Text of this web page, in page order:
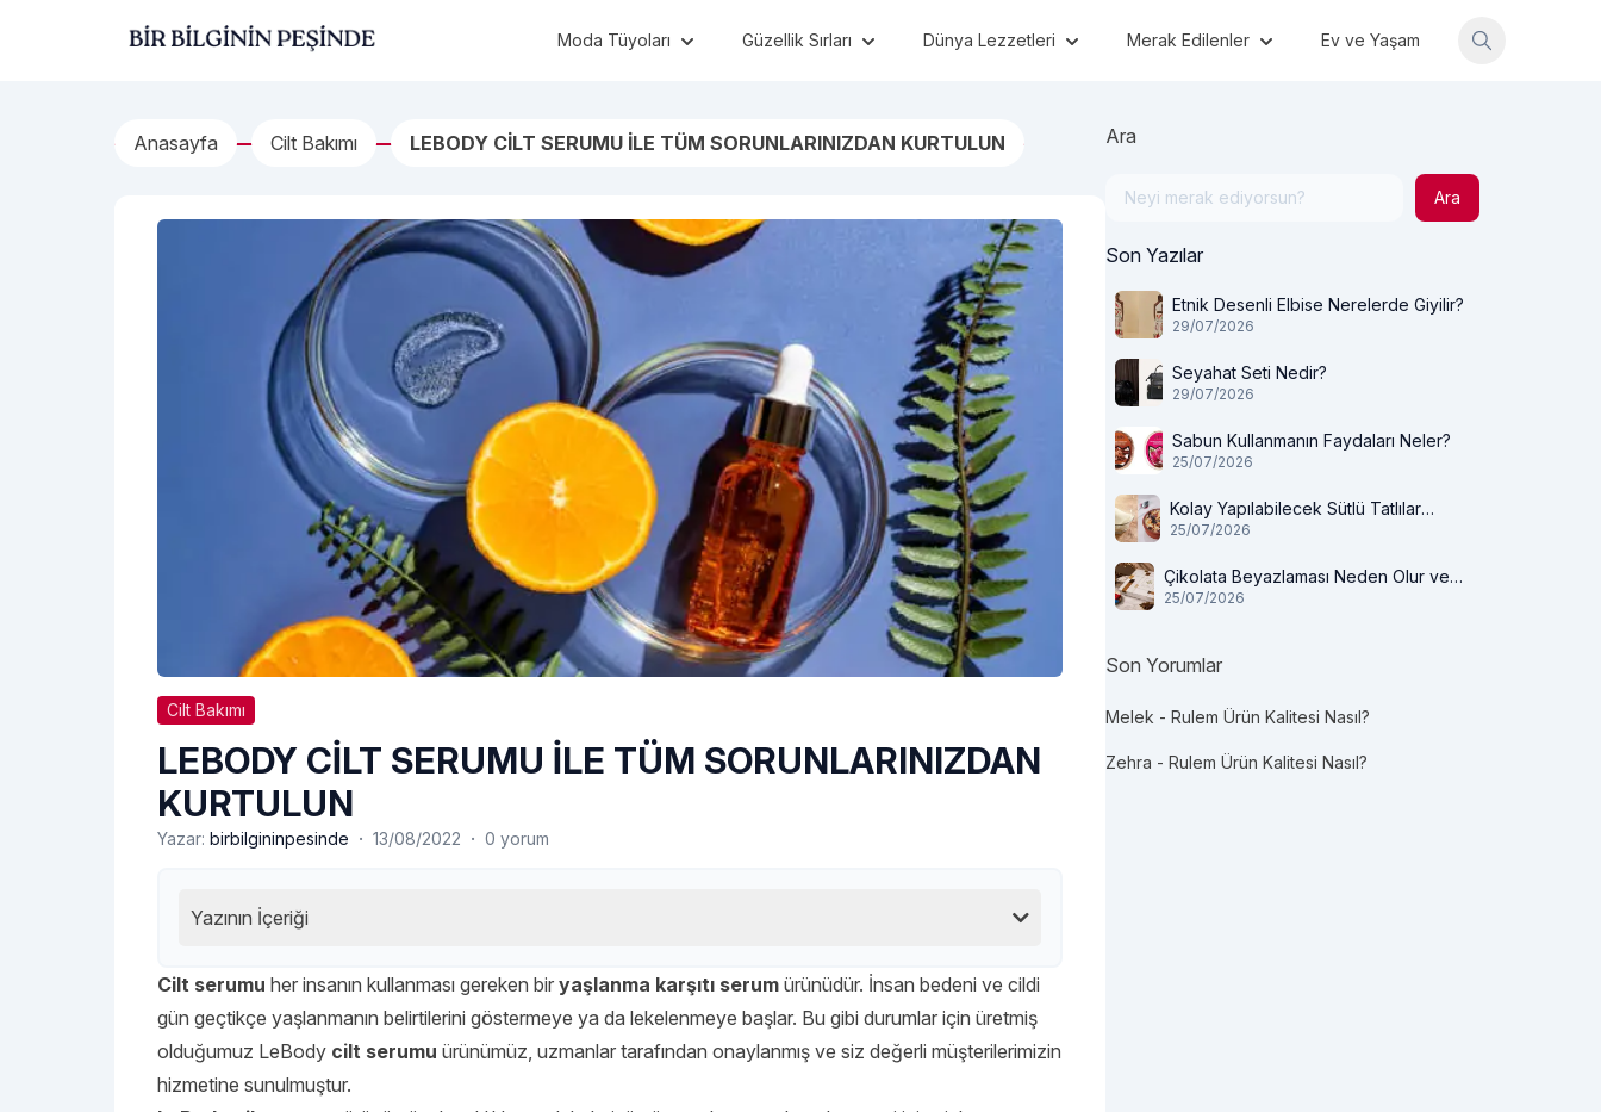
Bir Bilginin Peşinde! Moda Tüyoları Güzellik Sırları Dünya Lezzetleri Merak Edilenler Ev ve Yaşam
Anasayfa Cilt Bakımı LEBODY CİLT SERUMU İLE TÜM SORUNLARINIZDAN KURTULUN
Cilt Bakımı
LEBODY CİLT SERUMU İLE TÜM SORUNLARINIZDAN
KURTULUN
Yazar: birbilgininpesinde · 13/08/2022 · 0 yorum
Yazının İçeriği
Cilt serumu her insanın kullanması gereken bir yaşlanma karşıtı serum ürünüdür. İnsan bedeni ve cildi
gün geçtikçe yaşlanmanın belirtilerini göstermeye ya da lekelenmeye başlar. Bu gibi durumlar için üretmiş
olduğumuz LeBody cilt serumu ürünümüz, uzmanlar tarafından onaylanmış ve siz değerli müşterilerimizin
hizmetine sunulmuştur.
Ara
Ara
Son Yazılar
Etnik Desenli Elbise Nerelerde Giyilir?
29/07/2026
Seyahat Seti Nedir?
29/07/2026
Sabun Kullanmanın Faydaları Neler?
25/07/2026
Kolay Yapılabilecek Sütlü Tatlılar
Nelerdir?
25/07/2026
Çikolata Beyazlaması Neden Olur ve
Tüketilir mi?
25/07/2026
Son Yorumlar
Melek - Rulem Ürün Kalitesi Nasıl?
Zehra - Rulem Ürün Kalitesi Nasıl?